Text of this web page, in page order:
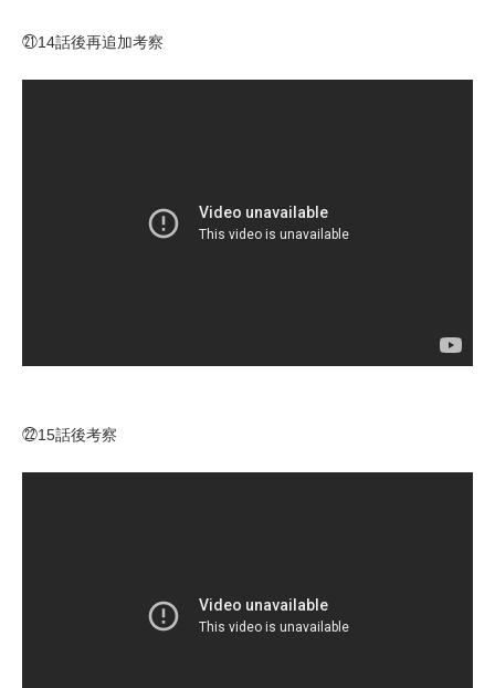
㉑14話後再追加考察
㉒15話後考察